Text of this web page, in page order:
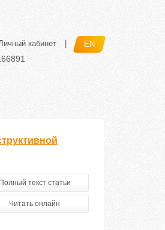
кабинет EN
Полный текст статьи
Читать онлайн